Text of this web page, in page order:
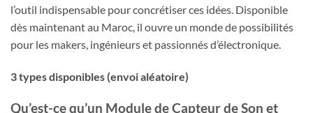
l’outil indispensable pour concrétiser ces idées. Disponible
dès maintenant au Maroc, il ouvre un monde de possibilités
pour les makers, ingénieurs et passionnés d’électronique.
3 types disponibles (envoi aléatoire)
Qu’est-ce qu’un Module de Capteur de Son et